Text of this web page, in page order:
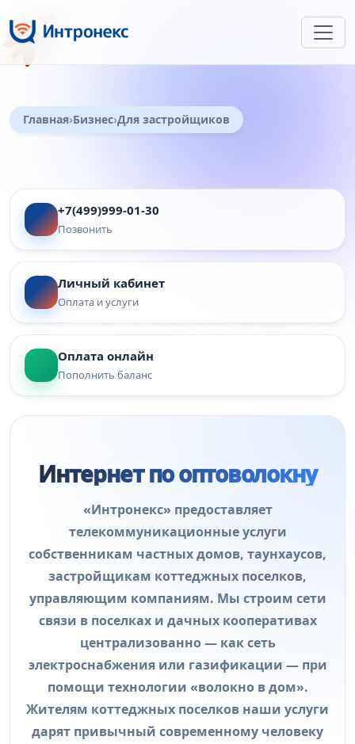
🚀
Главная Бизнес Для застройщиков
+7(499)999-01-30
Позвонить
Личный кабинет
Оплата и услуги
Оплата онлайн
Пополнить баланс
Интернет по оптоволокну
«Интронекс» предоставляет
телекоммуникационные услуги
собственникам частных домов, таунхаусов,
застройщикам коттеджных поселков,
управляющим компаниям. Мы строим сети
связи в поселках и дачных кооперативах
централизованно — как сеть
электроснабжения или газификации — при
помощи технологии «волокно в дом».
Жителям коттеджных поселков наши услуги
дарят привычный современному человеку